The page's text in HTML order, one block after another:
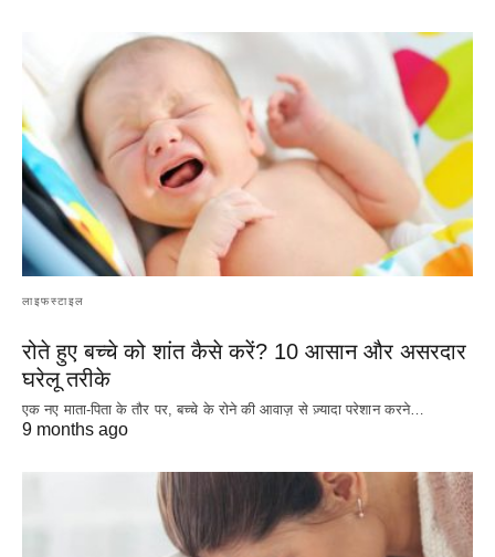
लाइफस्टाइल
रोते हुए बच्चे को शांत कैसे करें? 10 आसान और असरदार
घरेलू तरीके
एक नए माता-पिता के तौर पर, बच्चे के रोने की आवाज़ से ज़्यादा परेशान करने…
9 months ago